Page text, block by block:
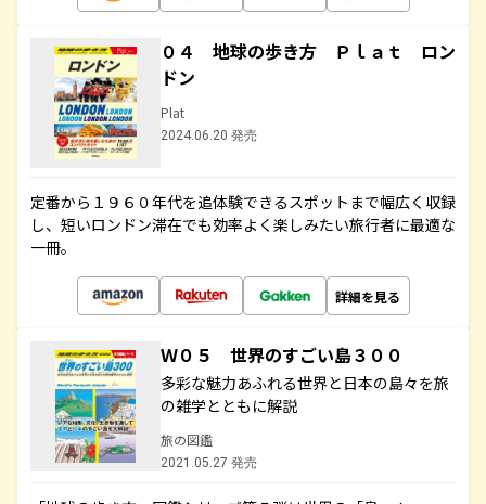
０４ 地球の歩き方 Ｐｌａｔ ロン
ドン
Plat
2024.06.20 発売
定番から１９６０年代を追体験できるスポットまで幅広く収録
し、短いロンドン滞在でも効率よく楽しみたい旅行者に最適な
一冊。
詳細を見る
Ｗ０５ 世界のすごい島３００
多彩な魅力あふれる世界と日本の島々を旅
の雑学とともに解説
旅の図鑑
2021.05.27 発売